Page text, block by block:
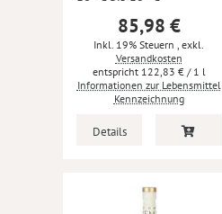
85,98 €
Inkl. 19% Steuern
exkl.
Versandkosten
122,83 € / 1 l
Informationen zur Lebensmittel
Kennzeichnung
Details